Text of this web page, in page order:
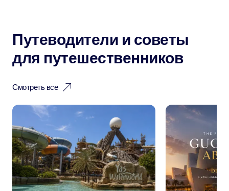
Путеводители и советы
для путешественников
Смотреть все